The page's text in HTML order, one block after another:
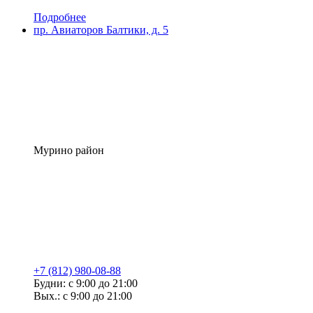
Подробнее
пр. Авиаторов Балтики, д. 5
Мурино район
+7 (812) 980-08-88
Будни: с 9:00 до 21:00
Вых.: с 9:00 до 21:00